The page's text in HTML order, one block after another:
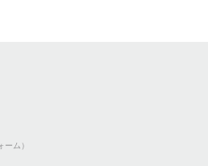
ム）